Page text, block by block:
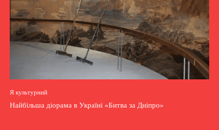
Я культурний
Найбільша діорама в Україні «Битва за Дніпро»